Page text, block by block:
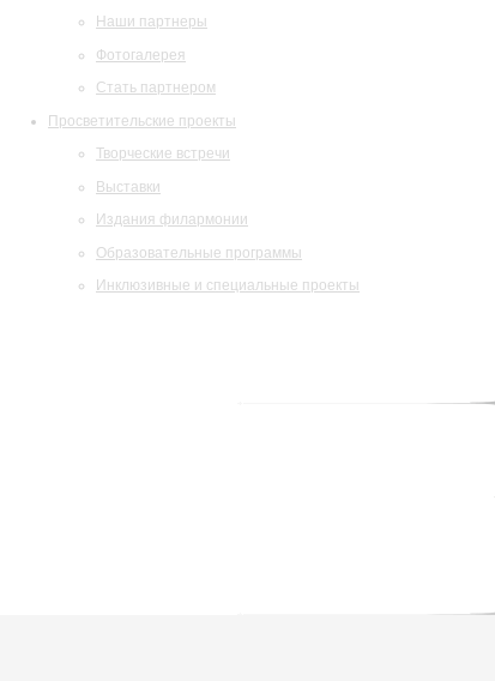
Наши партнеры
Фотогалерея
Стать партнером
Просветительские проекты
Творческие встречи
Выставки
Издания филармонии
Образовательные программы
Инклюзивные и специальные проекты